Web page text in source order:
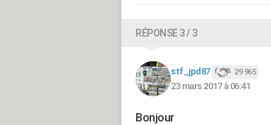
RÉPONSE 3 / 3
stf_jpd87 29 965
23 mars 2017 à 06:41
Bonjour